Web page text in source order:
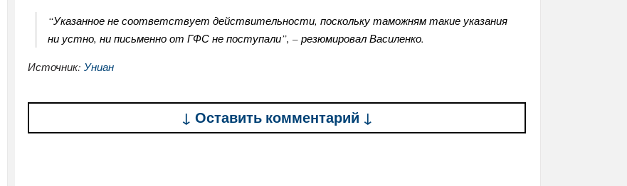
“Указанное не соответствует действительности, поскольку таможням такие указания
ни устно, ни письменно от ГФС не поступали”, – резюмировал Василенко.
Источник: Униан
↓ Оставить комментарий ↓